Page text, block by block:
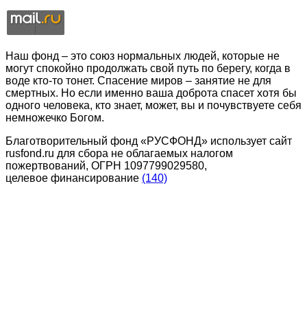
Наш фонд – это союз нормальных людей, которые не
могут спокойно продолжать свой путь по берегу, когда в
воде кто-то тонет. Спасение миров – занятие не для
смертных. Но если именно ваша доброта спасет хотя бы
одного человека, кто знает, может, вы и почувствуете себя
немножечко Богом.
Благотворительный фонд «РУСФОНД» использует сайт
rusfond.ru для сбора не облагаемых налогом
пожертвований, ОГРН 1097799029580,
целевое финансирование (140)